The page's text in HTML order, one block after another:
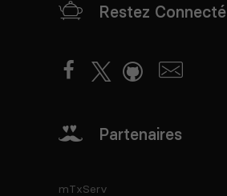
Restez Connecté
Partenaires
mTxServ